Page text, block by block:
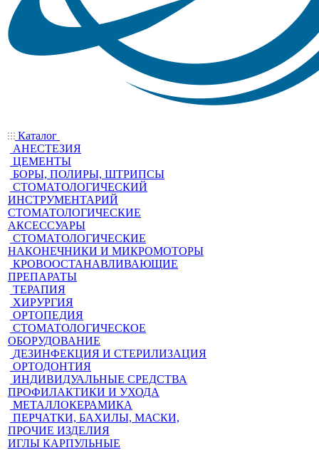
Каталог
АНЕСТЕЗИЯ
ЦЕМЕНТЫ
БОРЫ, ПОЛИРЫ, ШТРИПСЫ
СТОМАТОЛОГИЧЕСКИЙ
ИНСТРУМЕНТАРИЙ
СТОМАТОЛОГИЧЕСКИЕ
АКСЕССУАРЫ
СТОМАТОЛОГИЧЕСКИЕ
НАКОНЕЧНИКИ И МИКРОМОТОРЫ
КРОВООСТАНАВЛИВАЮЩИЕ
ПРЕПАРАТЫ
ТЕРАПИЯ
ХИРУРГИЯ
ОРТОПЕДИЯ
СТОМАТОЛОГИЧЕСКОЕ
ОБОРУДОВАНИЕ
ДЕЗИНФЕКЦИЯ И СТЕРИЛИЗАЦИЯ
ОРТОДОНТИЯ
ИНДИВИДУАЛЬНЫЕ СРЕДСТВА
ПРОФИЛАКТИКИ И УХОДА
МЕТАЛЛОКЕРАМИКА
ПЕРЧАТКИ, БАХИЛЫ, МАСКИ,
ПРОЧИЕ ИЗДЕЛИЯ
ИГЛЫ КАРПУЛЬНЫЕ